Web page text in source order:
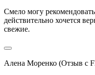
Смело могу
действительно хочется
свежие.
Алена Моренко (Отзыв с